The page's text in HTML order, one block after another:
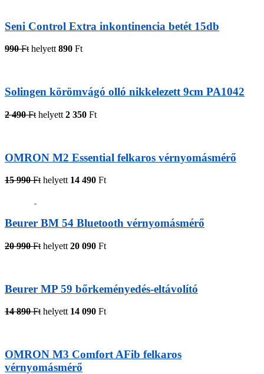
Seni Control Extra inkontinencia betét 15db
990 Fthelyett890 Ft
Solingen körömvágó olló nikkelezett 9cm PA1042
2 490 Ft helyett 2 350 Ft
OMRON M2 Essential felkaros vérnyomásmérő
15 990 Ft helyett 14 490 Ft
Beurer BM 54 Bluetooth vérnyomásmérő
20 990 Ft helyett 20 090 Ft
Beurer MP 59 bőrkeményedés-eltávolító
14 890 Ft helyett 14 090 Ft
OMRON M3 Comfort AFib felkaros
vérnyomásmérő